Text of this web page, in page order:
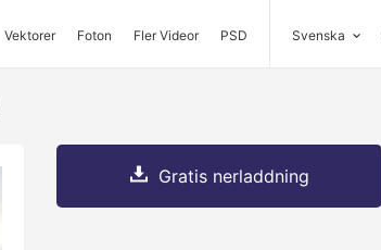
Vektorer Foton Fler Videor PSD Svenska
Gratis nerladdning